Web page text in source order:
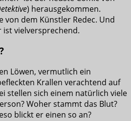
) herausgekommen.
von dem Künstler Redec. Und
ist vielversprechend.
Löwen, vermutlich ein
Krallen verachtend auf
stellen sich einem natürlich viele
Woher stammt das Blut?
blickt er einen so an?